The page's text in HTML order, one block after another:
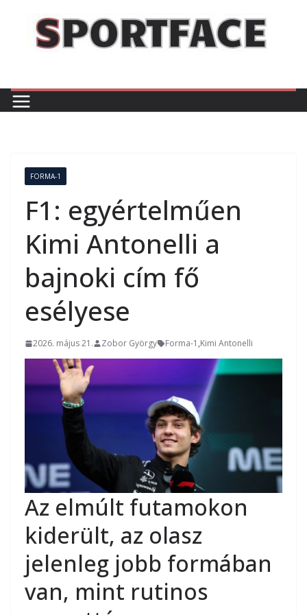
content
FORMA-1
F1: egyértelműen
Kimi Antonelli a
bajnoki cím fő
esélyese
2026. május 21. Zobor György Forma-1 ,Kimi Antonelli
Az elmúlt futamokon
kiderült, az olasz
jelenleg jobb formában
van, mint rutinos